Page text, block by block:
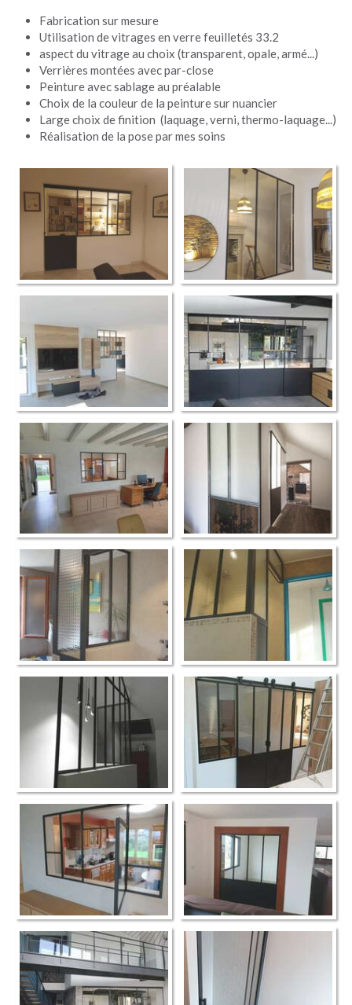
Fabrication sur mesure
Utilisation de vitrages en verre feuilletés 33.2
aspect du vitrage au choix (transparent, opale, armé...)
Verrières montées avec par-close
Peinture avec sablage au préalable
Choix de la couleur de la peinture sur nuancier
Large choix de finition (laquage, verni, thermo-laquage...)
Réalisation de la pose par mes soins